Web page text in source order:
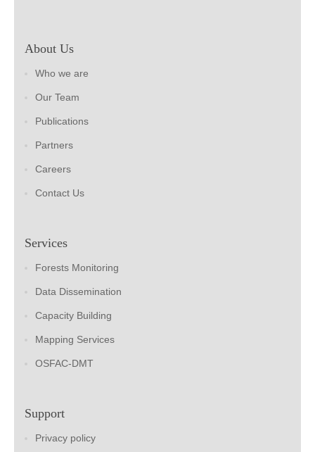
About Us
Who we are
Our Team
Publications
Partners
Careers
Contact Us
Services
Forests Monitoring
Data Dissemination
Capacity Building
Mapping Services
OSFAC-DMT
Support
Privacy policy